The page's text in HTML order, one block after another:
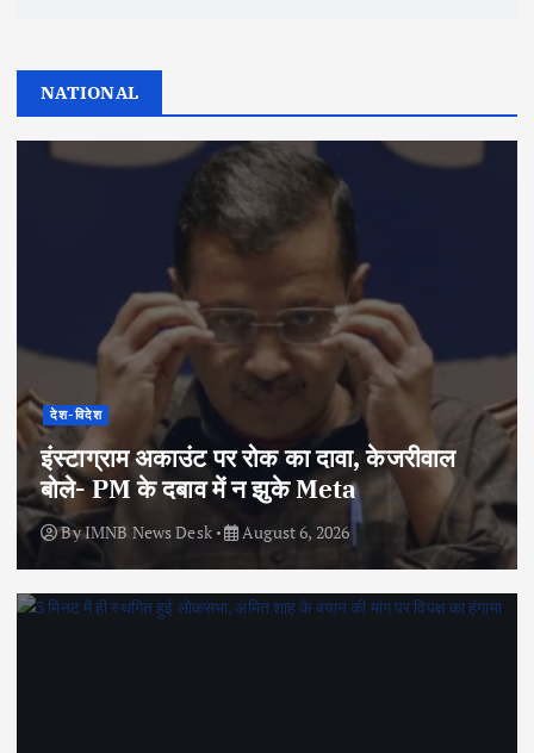
NATIONAL
देश-विदेश
इंस्टाग्राम अकाउंट पर रोक का दावा, केजरीवाल
बोले- PM के दबाव में न झुके Meta
ByIMNB News Desk August 6, 2026